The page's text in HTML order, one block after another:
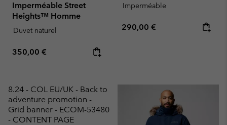
Imperméable Street
Heights™ Homme
Duvet naturel
Regular price:
350,00 €
Imperméable
Regular price:
290,00 €
8.24 - COL EU/UK - Back to
adventure promotion -
Grid banner - ECOM-53480
- CONTENT PAGE